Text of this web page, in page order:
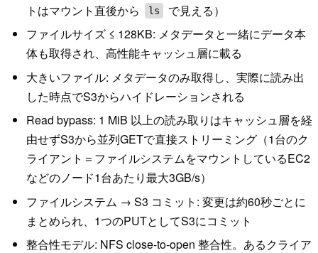
トはマウント直後から
ls
で見える）
ファイルサイズ ≤ 128KB: メタデータと一緒にデータ本
体も取得され、高性能キャッシュ層に載る
大きいファイル: メタデータのみ取得し、実際に読み出
した時点でS3からハイドレーションされる
Read bypass: 1 MiB 以上の読み取りはキャッシュ層を経
由せずS3から並列GETで直接ストリーミング（1台のク
ライアント＝ファイルシステムをマウントしているEC2
などのノード1台あたり最大3GB/s）
ファイルシステム → S3 コミット: 変更は約60秒ごとに
まとめられ、1つのPUTとしてS3にコミット
整合性モデル: NFS close-to-open 整合性。あるクライア